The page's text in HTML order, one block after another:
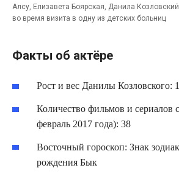
Алсу, Елизавета Боярская, Данила
во время визита в одну из детских больниц
Факты об актёре
Рост и вес Данилы Козловского:
Количество фильмов и сериалов
февраль 2017 года): 38
Восточный гороскоп: Знак
рождения Бык